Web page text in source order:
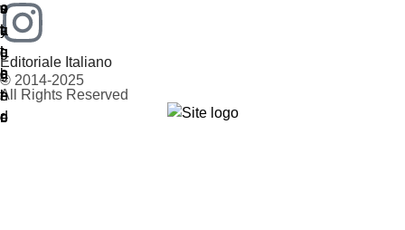
Editoriale Italiano
© 2014-2025
All Rights Reserved